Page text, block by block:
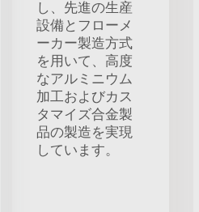
し、先進の生産
設備とフローメ
ーカー製造方式
を用いて、高度
なアルミニウム
加工およびカス
タマイズ合金製
品の製造を実現
しています。